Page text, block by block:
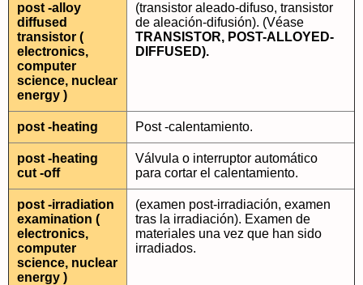
post -alloy
diffused
transistor (
electronics,
computer
science, nuclear
energy )
(transistor aleado-difuso, transistor
de aleación-difusión). (Véase
TRANSISTOR, POST-ALLOYED-
DIFFUSED).
post -heating Post -calentamiento.
post -heating
cut -off
Válvula o interruptor automático
para cortar el calentamiento.
post -irradiation
examination (
electronics,
computer
science, nuclear
energy )
(examen post-irradiación, examen
tras la irradiación). Examen de
materiales una vez que han sido
irradiados.